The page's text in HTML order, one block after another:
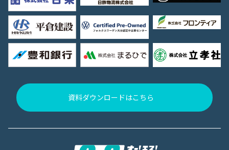
資料ダウンロードはこちら